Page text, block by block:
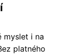
myslet i na
platného